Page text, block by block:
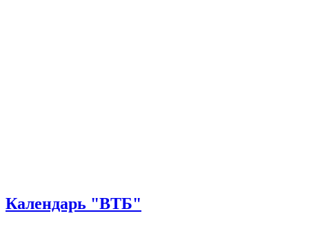
Календарь "ВТБ"